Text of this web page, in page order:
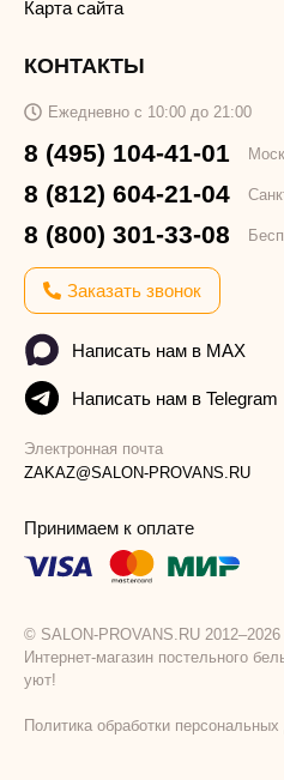
Карта сайта
КОНТАКТЫ
Ежедневно с 10:00 до 21:00
8 (495) 104-41-01
8 (812) 604-21-04
8 (800) 301-33-08
Заказать звонок
Написать нам в MAX
Написать нам в Telegram
Электронная почта
ZAKAZ@SALON-PROVANS.RU
Принимаем к оплате
© SALON-PROVANS.RU 2012–2026
Интернет-магазин постельного
уют!
Политика обработки